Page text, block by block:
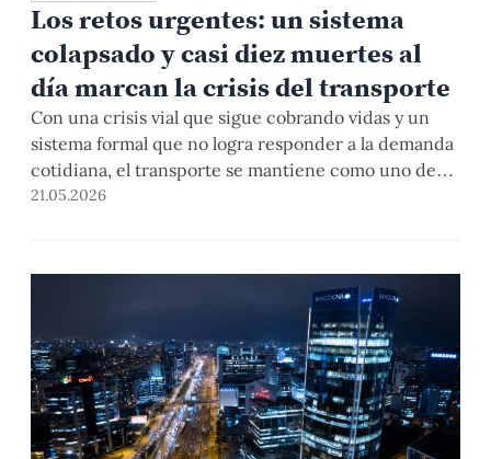
Los retos urgentes: un sistema
colapsado y casi diez muertes al
día marcan la crisis del transporte
Con una crisis vial que sigue cobrando vidas y un
sistema formal que no logra responder a la demanda
cotidiana, el transporte se mantiene como uno de
los desafíos más urgentes del país. Especialistas
la gestión del tránsito y llevar los planes de movilidad
21.05.2026